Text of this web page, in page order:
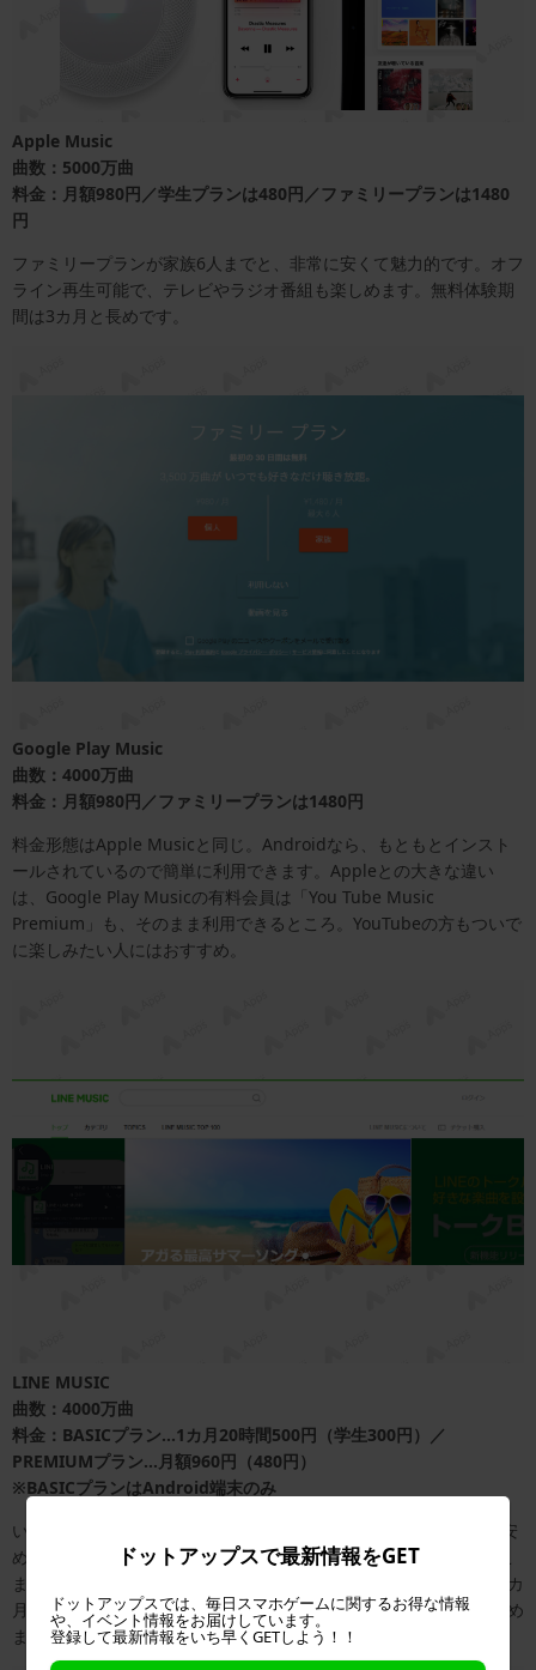
Apple Music
曲数：5000万曲
料金：月額980円／学生プランは480円／ファミリープランは1480
円
ファミリープランが家族6人までと、非常に安くて魅力的です。オフ
ライン再生可能で、テレビやラジオ番組も楽しめます。無料体験期
間は3カ月と長めです。
Google Play Music
曲数：4000万曲
料金：月額980円／ファミリープランは1480円
料金形態はApple Musicと同じ。Androidなら、もともとインスト
ールされているので簡単に利用できます。Appleとの大きな違い
は、Google Play Musicの有料会員は「You Tube Music
Premium」も、そのまま利用できるところ。YouTubeの方もついで
に楽しみたい人にはおすすめ。
LINE MUSIC
曲数：4000万曲
料金：BASICプラン…1カ月20時間500円（学生300円）／
PREMIUMプラン…月額960円（480円）
※BASICプランはAndroid端末のみ
いまや多くの人が利用しているLINE。こちらは時間制限がある、安
めの料金プランがあります。自由になるお金が少ない学生や、そこ
までガッツリ音楽を聞かない人にはおすすめです。お試し期間は3カ
月あるので、BASICにするかPREMIUMにするかをこの期間で見極め
ましょう。
ドットアップスで最新情報をGET
ドットアップスでは、毎日スマホゲームに関するお得な情報
や、イベント情報をお届けしています。
登録して最新情報をいち早くGETしよう！！